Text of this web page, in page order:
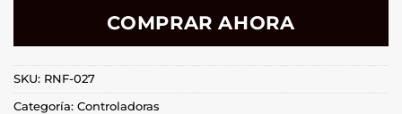
COMPRAR AHORA
SKU: RNF-027
Categoría: Controladoras